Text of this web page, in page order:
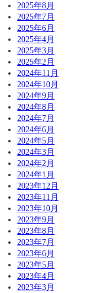
2025年8月
2025年7月
2025年6月
2025年4月
2025年3月
2025年2月
2024年11月
2024年10月
2024年9月
2024年8月
2024年7月
2024年6月
2024年5月
2024年3月
2024年2月
2024年1月
2023年12月
2023年11月
2023年10月
2023年9月
2023年8月
2023年7月
2023年6月
2023年5月
2023年4月
2023年3月